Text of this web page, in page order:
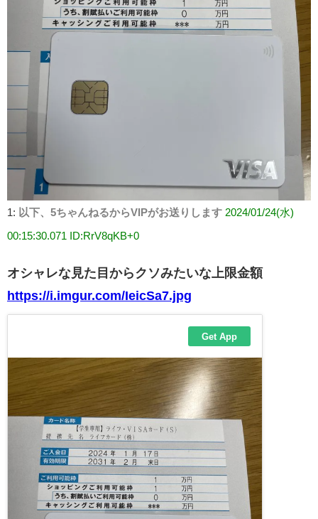
1: 以下、5ちゃんねるからVIPがお送りします 2024/01/24(水)
00:15:30.071 ID:RrV8qKB+0
オシャレな見た目からクソみたいな上限金額
https://i.imgur.com/IeicSa7.jpg